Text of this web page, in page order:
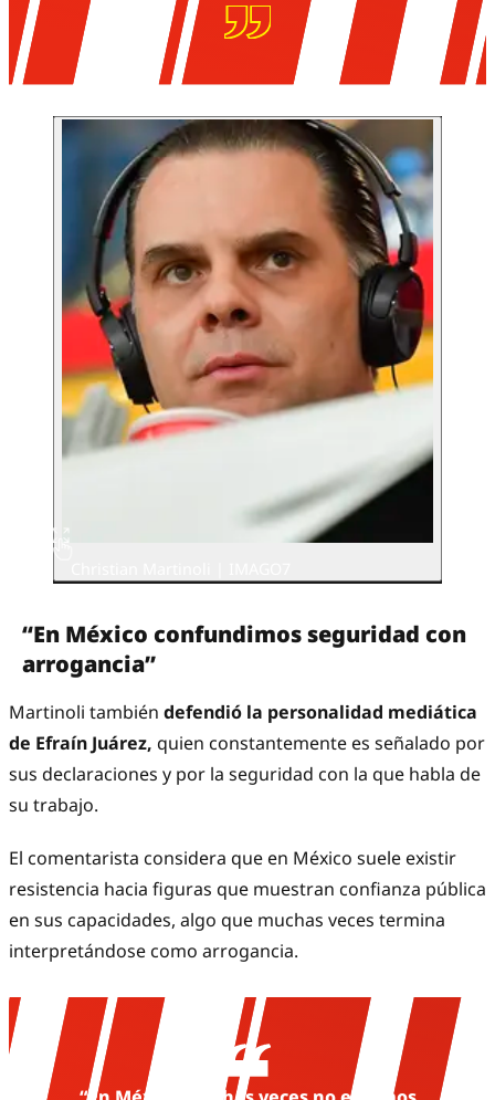
“En México confundimos seguridad con
arrogancia”
Martinoli también defendió la personalidad mediática
de Efraín Juárez, quien constantemente es señalado por
sus declaraciones y por la seguridad con la que habla de
su trabajo.
El comentarista considera que en México suele existir
resistencia hacia figuras que muestran confianza pública
en sus capacidades, algo que muchas veces termina
interpretándose como arrogancia.